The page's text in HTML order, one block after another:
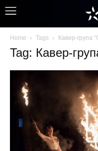
Home Tags Кавер-група
Tag: Кавер-